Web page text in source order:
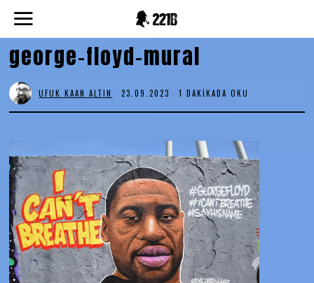
george-floyd-mural
UFUK KAAN ALTIN 23.09.2023 1 DAKIKADA OKU